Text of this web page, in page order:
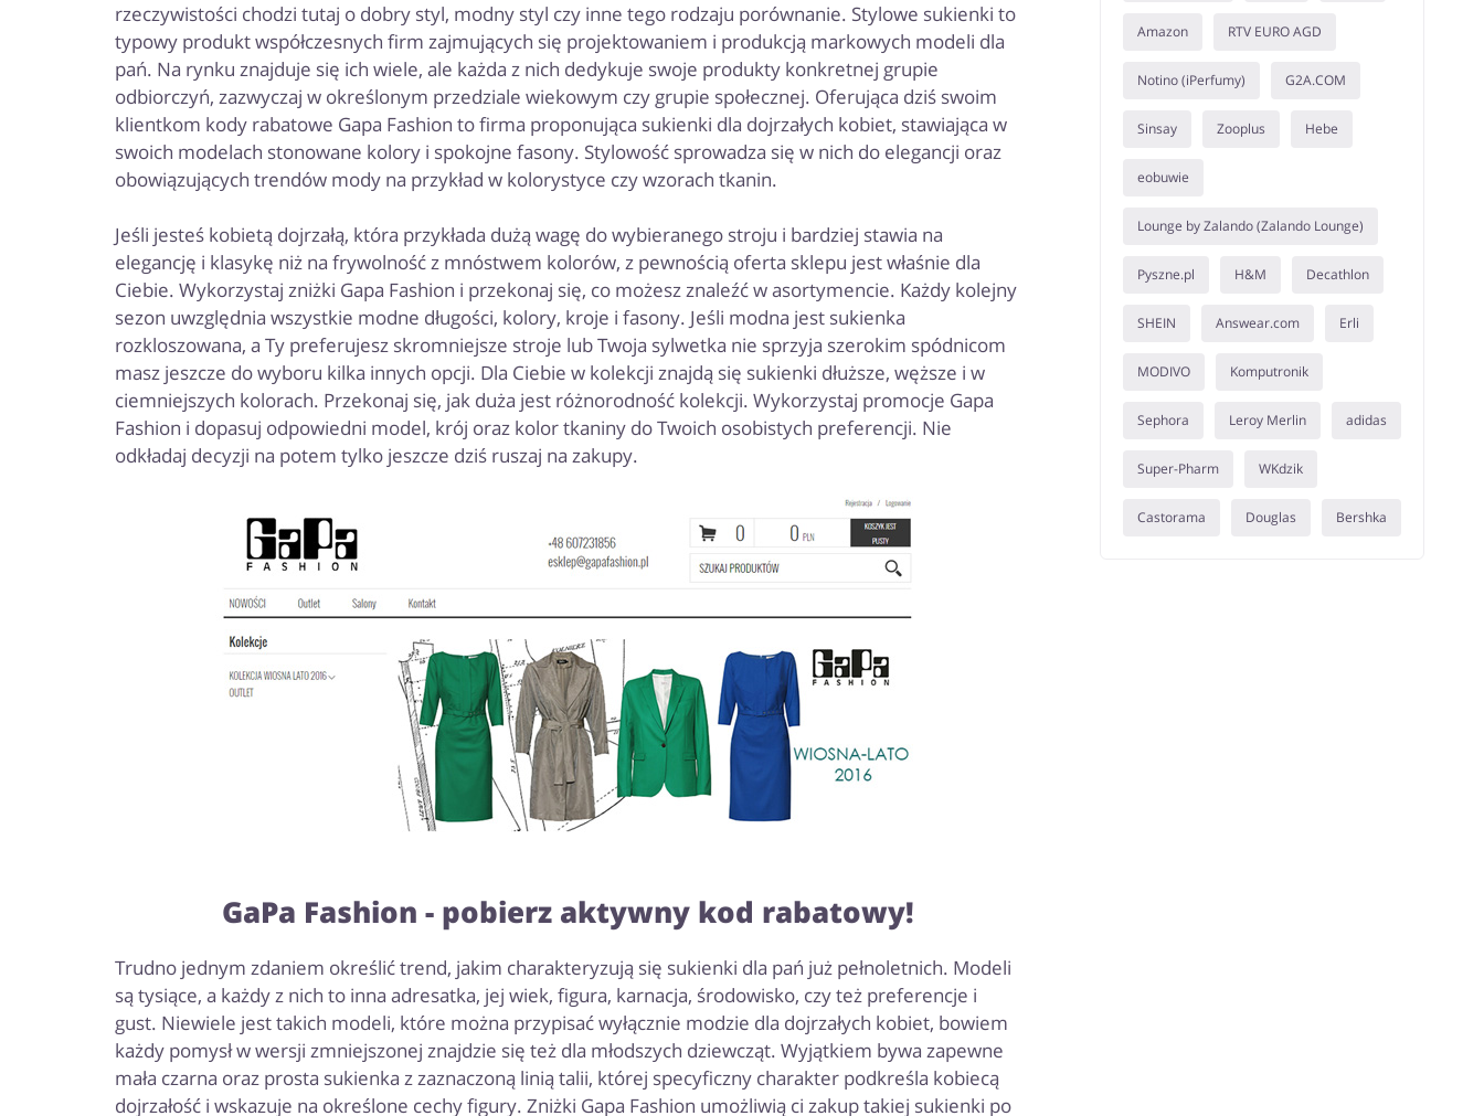
rzeczywistości chodzi tutaj o dobry styl, modny styl czy inne tego rodzaju porównanie. Stylowe sukienki to
typowy produkt współczesnych firm zajmujących się projektowaniem i produkcją markowych modeli dla
pań. Na rynku znajduje się ich wiele, ale każda z nich dedykuje swoje produkty konkretnej grupie
odbiorczyń, zazwyczaj w określonym przedziale wiekowym czy grupie społecznej. Oferująca dziś swoim
klientkom kody rabatowe Gapa Fashion to firma proponująca sukienki dla dojrzałych kobiet, stawiająca w
swoich modelach stonowane kolory i spokojne fasony. Stylowość sprowadza się w nich do elegancji oraz
obowiązujących trendów mody na przykład w kolorystyce czy wzorach tkanin.
Jeśli jesteś kobietą dojrzałą, która przykłada dużą wagę do wybieranego stroju i bardziej stawia na
elegancję i klasykę niż na frywolność z mnóstwem kolorów, z pewnością oferta sklepu jest właśnie dla
Ciebie. Wykorzystaj zniżki Gapa Fashion i przekonaj się, co możesz znaleźć w asortymencie. Każdy kolejny
sezon uwzględnia wszystkie modne długości, kolory, kroje i fasony. Jeśli modna jest sukienka
rozkloszowana, a Ty preferujesz skromniejsze stroje lub Twoja sylwetka nie sprzyja szerokim spódnicom
masz jeszcze do wyboru kilka innych opcji. Dla Ciebie w kolekcji znajdą się sukienki dłuższe, węższe i w
ciemniejszych kolorach. Przekonaj się, jak duża jest różnorodność kolekcji. Wykorzystaj promocje Gapa
Fashion i dopasuj odpowiedni model, krój oraz kolor tkaniny do Twoich osobistych preferencji. Nie
odkładaj decyzji na potem tylko jeszcze dziś ruszaj na zakupy.
GaPa Fashion - pobierz aktywny kod rabatowy!
Trudno jednym zdaniem określić trend, jakim charakteryzują się sukienki dla pań już pełnoletnich. Modeli
są tysiące, a każdy z nich to inna adresatka, jej wiek, figura, karnacja, środowisko, czy też preferencje i
gust. Niewiele jest takich modeli, które można przypisać wyłącznie modzie dla dojrzałych kobiet, bowiem
każdy pomysł w wersji zmniejszonej znajdzie się też dla młodszych dziewcząt. Wyjątkiem bywa zapewne
mała czarna oraz prosta sukienka z zaznaczoną linią talii, której specyficzny charakter podkreśla kobiecą
dojrzałość i wskazuje na określone cechy figury. Zniżki Gapa Fashion umożliwią ci zakup takiej sukienki po
Amazon RTV EURO AGD
Notino (iPerfumy) G2A.COM
Sinsay Zooplus Hebe
eobuwie
Lounge by Zalando (Zalando Lounge)
Pyszne.pl H&M Decathlon
SHEIN Answear.com Erli
MODIVO Komputronik
Sephora Leroy Merlin adidas
Super-Pharm WKdzik
Castorama Douglas Bershka